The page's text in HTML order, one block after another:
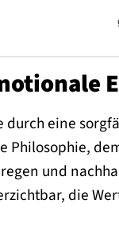
eine
Philosophie,
und
die